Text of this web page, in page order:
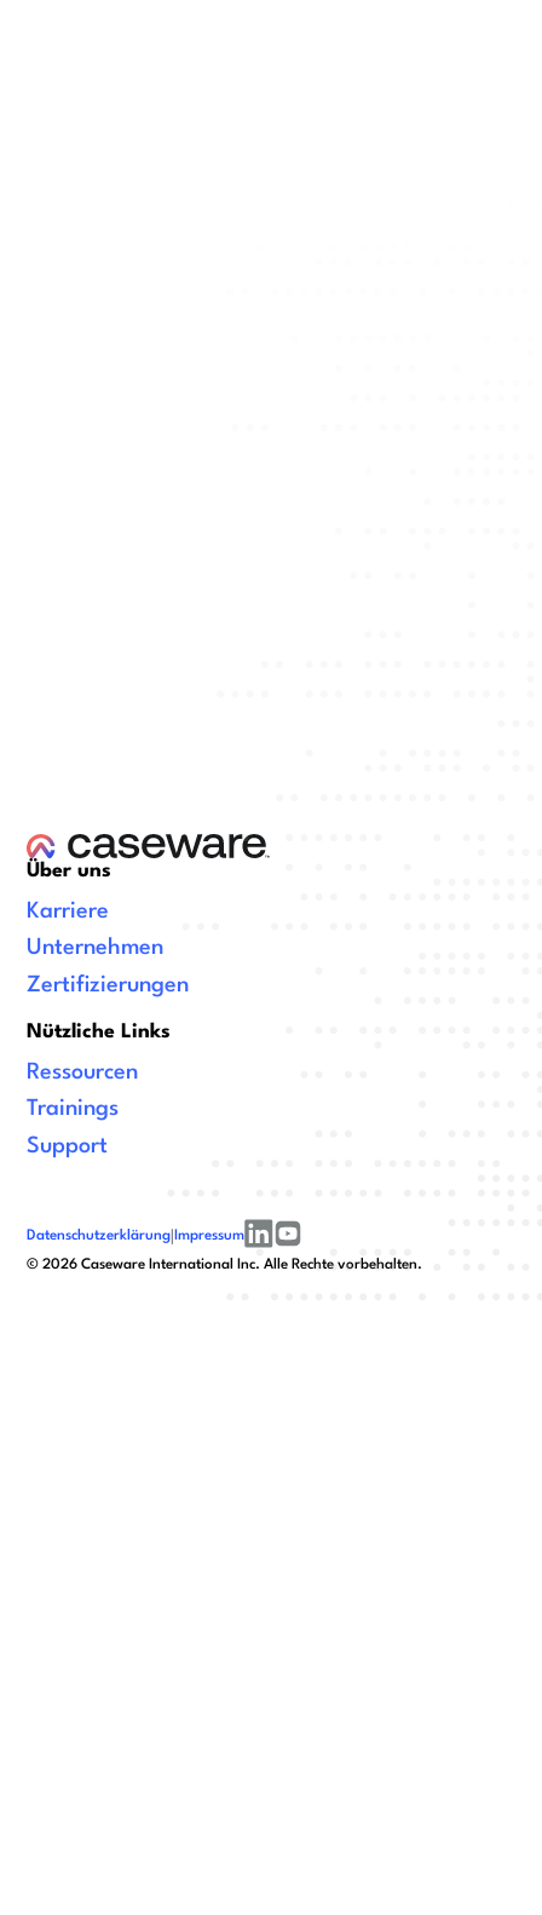
Über uns
Karriere
Unternehmen
Zertifizierungen
Nützliche Links
Ressourcen
Trainings
Support
©2026 Caseware International Inc. Alle Rechte vorbehalten.
Datenschutzerklärung | Impressum
linkedinyoutube